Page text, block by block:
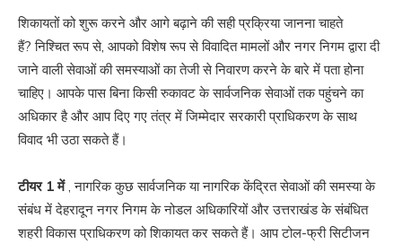
शिकायतों को शुरू करने और आगे बढ़ाने की सही प्रक्रिया जानना चाहते
हैं? निश्चित रूप से, आपको विशेष रूप से विवादित मामलों और नगर निगम द्वारा दी
जाने वाली सेवाओं की समस्याओं का तेजी से निवारण करने के बारे में पता होना
चाहिए। आपके पास बिना किसी रुकावट के सार्वजनिक सेवाओं तक पहुंचने का
अधिकार है और आप दिए गए तंत्र में जिम्मेदार सरकारी प्राधिकरण के साथ
विवाद भी उठा सकते हैं।
टीयर 1में, नागरिक कुछ सार्वजनिक या नागरिक केंद्रित सेवाओं की समस्या के
संबंध में देहरादून नगर निगम के नोडल अधिकारियों और उत्तराखंड के संबंधित
शहरी विकास प्राधिकरण को शिकायत कर सकते हैं। आप टोल-फ्री सिटीजन